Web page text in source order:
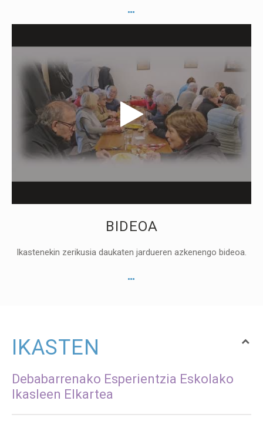
BIDEOA
Ikastenekin zerikusia daukaten jardueren azkenengo bideoa.
IKASTEN
Debabarrenako Esperientzia Eskolako
Ikasleen Elkartea